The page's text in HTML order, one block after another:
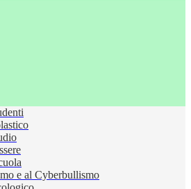
e al Cyberbullismo